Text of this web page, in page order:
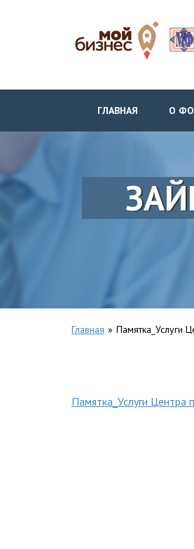
ГЛАВНАЯ О
Главная » Памятка_Услуги
Памятка_Услуги Центра